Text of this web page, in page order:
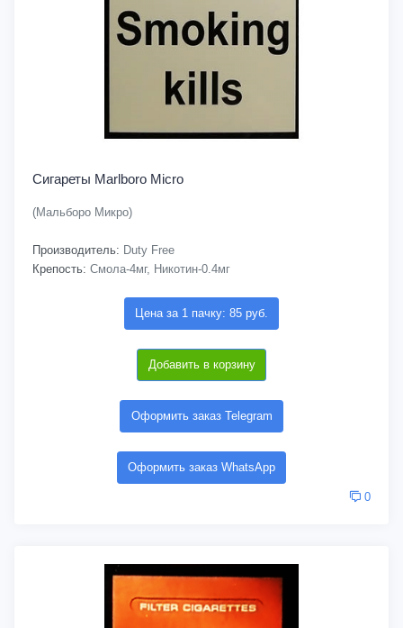
Сигареты Marlboro Micro
(Мальборо Микро)
Производитель: Duty Free
Крепость: Смола-4мг, Никотин-0.4мг
Цена за 1 пачку: 85 руб.
Добавить в корзину
Оформить заказ Telegram
Оформить заказ WhatsApp
0